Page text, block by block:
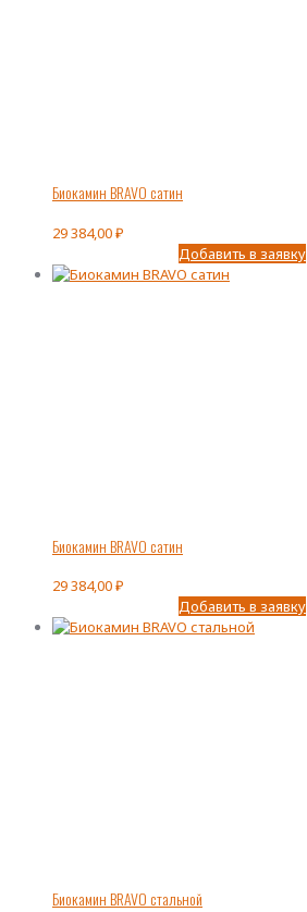
Биокамин BRAVO сатин
29 384,00₽
Добавить в заявку
Биокамин BRAVO сатин
29 384,00₽
Добавить в заявку
Биокамин BRAVO стальной